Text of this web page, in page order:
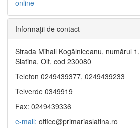
online
Informaţii de contact
Strada Mihail Kogălniceanu, numărul 1,
Slatina, Olt, cod 230080
Telefon 0249439377, 0249439233
Telverde 0349919
Fax: 0249439336
e-mail: office@primariaslatina.ro